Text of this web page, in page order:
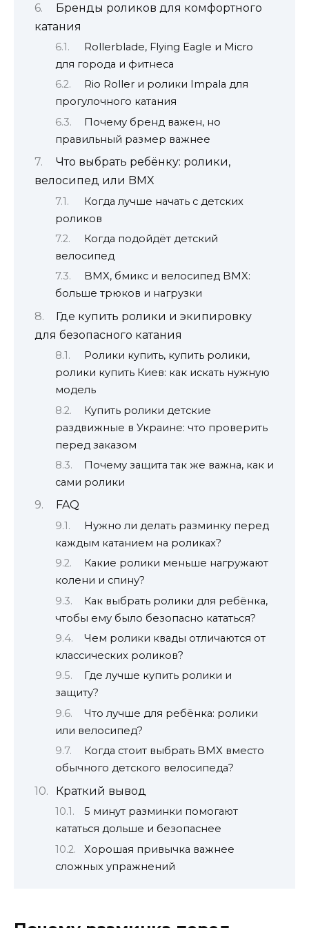
Бренды роликов для комфортного
катания
Rollerblade, Flying Eagle и Micro
для города и фитнеса
Rio Roller и ролики Impala для
прогулочного катания
Почему бренд важен, но
правильный размер важнее
Что выбрать ребёнку: ролики,
велосипед или BMX
Когда лучше начать с детских
роликов
Когда подойдёт детский
велосипед
BMX, бмикс и велосипед BMX:
больше трюков и нагрузки
Где купить ролики и экипировку
для безопасного катания
Ролики купить, купить ролики,
ролики купить Киев: как искать нужную
модель
Купить ролики детские
раздвижные в Украине: что проверить
перед заказом
Почему защита так же важна, как и
сами ролики
FAQ
Нужно ли делать разминку перед
каждым катанием на роликах?
Какие ролики меньше нагружают
колени и спину?
Как выбрать ролики для ребёнка,
чтобы ему было безопасно кататься?
Чем ролики квады отличаются от
классических роликов?
Где лучше купить ролики и
защиту?
Что лучше для ребёнка: ролики
или велосипед?
Когда стоит выбрать BMX вместо
обычного детского велосипеда?
Краткий вывод
5 минут разминки помогают
кататься дольше и безопаснее
Хорошая привычка важнее
сложных упражнений